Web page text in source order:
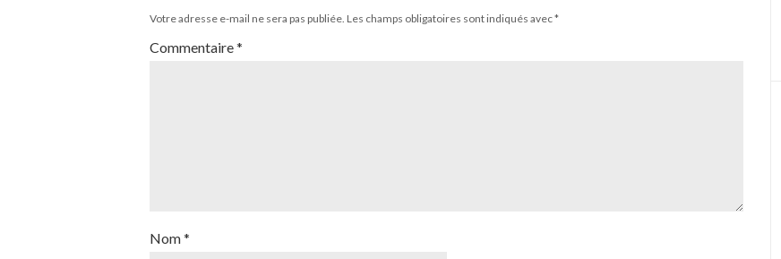
Votre adresse e-mail ne sera pas publiée. Les champs obligatoires sont indiqués avec*
Commentaire*
Nom*